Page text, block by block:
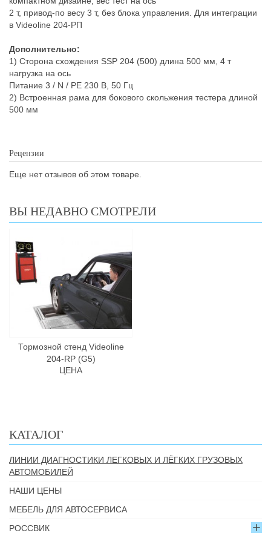
2 т, привод-по весу 3 т, без блока управления. Для интеграции
в Videoline 204-РП
Дополнительно:
1) Сторона схождения SSP 204 (500) длина 500 мм, 4 т
нагрузка на ось
Питание 3 / N / PE 230 В, 50 Гц
2) Встроенная рама для бокового скольжения тестера длиной
500 мм
Рецензии
Еще нет отзывов об этом товаре.
ВЫ НЕДАВНО СМОТРЕЛИ
Тормозной стенд Videoline
204-RP (G5)
ЦЕНА
КАТАЛОГ
ЛИНИИ ДИАГНОСТИКИ ЛЕГКОВЫХ И ЛЁГКИХ ГРУЗОВЫХ
АВТОМОБИЛЕЙ
НАШИ ЦЕНЫ
МЕБЕЛЬ ДЛЯ АВТОСЕРВИСА
РОССВИК